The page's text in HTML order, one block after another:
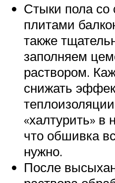
Стыки пола со
плитами
также
заполняем
раствором.
снижать
«халтурить» в
что обшивка
нужно.
После